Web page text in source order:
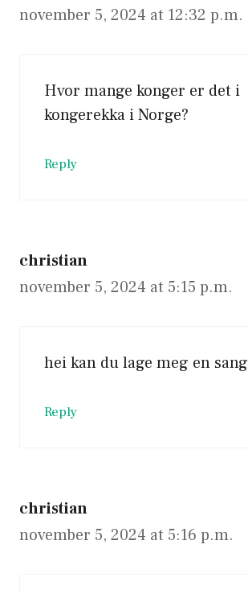
november 5, 2024 at 12:32 p.m.
Hvor mange konger er det i
kongerekka i Norge?
Reply
christian
november 5, 2024 at 5:15 p.m.
hei kan du lage meg en sang
Reply
christian
november 5, 2024 at 5:16 p.m.